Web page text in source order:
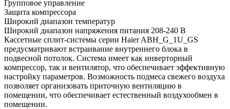
Групповое управление
Защита компрессора
Широкий диапазон температур
Широкий диапазон напряжения питания 208-240 В
Кассетные сплит-системы серии Haier ABH_G_1U_GS
предусматривают встраивание внутреннего блока в
подвесной потолок. Система имеет как инверторный
компрессор, так и вентилятор, что обеспечивает эффективную
настройку параметров. Возможность подмеса свежего воздуха
позволяет организовать приточную вентиляцию в
помещении, что обеспечивает естественный воздухообмен в
помещении.